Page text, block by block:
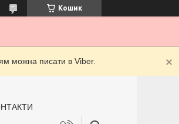
Кошик
можна писати в Viber.